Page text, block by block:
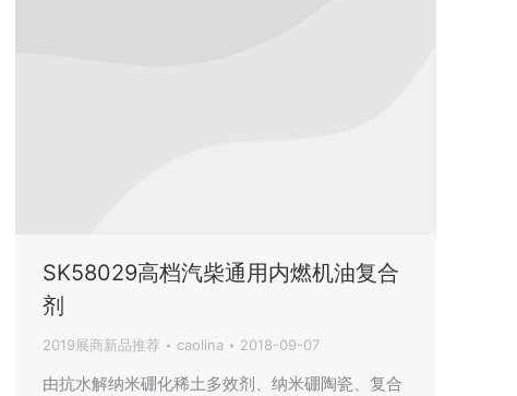
SK58029高档汽柴通用内燃机油复合
剂
2019展商新品推荐 caolina 2018-09-07
由抗水解纳米硼化稀土多效剂、纳米硼陶瓷、复合